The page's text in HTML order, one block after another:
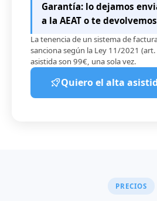
Garantía: lo dejamos
a la AEAT o te
La tenencia de un sistema de
sanciona según la Ley 11/2021 (art.
asistida son 99€, una sola vez.
Quiero el alta
PRECIOS